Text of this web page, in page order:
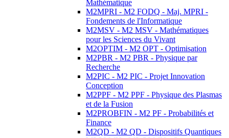
Mathématique
M2MPRI - M2 FODQ - Maj. MPRI -
Fondements de l'Informatique
M2MSV - M2 MSV - Mathématiques
pour les Sciences du Vivant
M2OPTIM - M2 OPT - Optimisation
M2PBR - M2 PBR - Physique par
Recherche
M2PIC - M2 PIC - Projet Innovation
Conception
M2PPF - M2 PPF - Physique des Plasmas
et de la Fusion
M2PROBFIN - M2 PF - Probabilités et
Finance
M2QD - M2 QD - Dispositifs Quantiques